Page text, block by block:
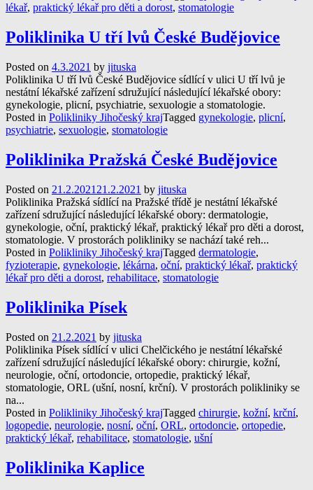
lékař, praktický lékař pro děti a dorost, stomatologie
Poliklinika U tří lvů České Budějovice
Posted on 4.3.2021 by jituska
Poliklinika U tří lvů České Budějovice sídlící v ulici U tří lvů je
nestátní lékařské zařízení sdružující následující lékařské obory:
gynekologie, plicní, psychiatrie, sexuologie a stomatologie.
Posted in Polikliniky Jihočeský krajTagged gynekologie, plicní,
psychiatrie, sexuologie, stomatologie
Poliklinika Pražská České Budějovice
Posted on 21.2.2021 21.2.2021 by jituska
Poliklinika Pražská sídlící na Pražské třídě je nestátní lékařské
zařízení sdružující následující lékařské obory: dermatologie,
gynekologie, oční, praktický lékař, praktický lékař pro děti a dorost,
stomatologie. V prostorách polikliniky se nachází také reh...
Posted in Polikliniky Jihočeský krajTagged dermatologie,
fyzioterapie, gynekologie, lékárna, oční, praktický lékař, praktický
lékař pro děti a dorost, rehabilitace, stomatologie
Poliklinika Písek
Posted on 21.2.2021 by jituska
Poliklinika Písek sídlící v ulici Chelčického je nestátní lékařské
zařízení sdružující následující lékařské obory: chirurgie, kožní,
neurologie, oční, ortodoncie, ortopedie, praktický lékař,
stomatologie, ORL (ušní, nosní, krční). V prostorách polikliniky se
na...
Posted in Polikliniky Jihočeský krajTagged chirurgie, kožní, krční,
logopedie, neurologie, nosní, oční, ORL, ortodoncie, ortopedie,
praktický lékař, rehabilitace, stomatologie, ušní
Poliklinika Kaplice